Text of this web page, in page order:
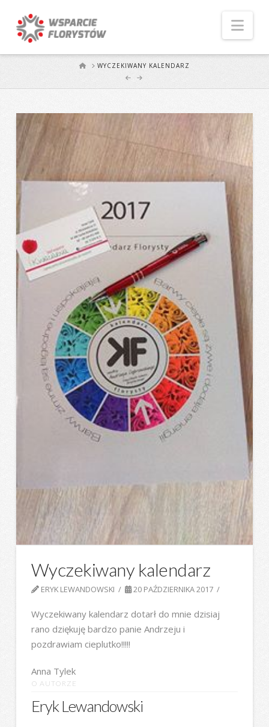
STARTWYCZEKIWANY KALENDARZ
Wyczekiwany kalendarz
ERYK LEWANDOWSKI 20 PAŹDZIERNIKA 2017
Wyczekiwany kalendarz dotarł do mnie dzisiaj
rano dziękuję bardzo panie Andrzeju i
pozdrawiam cieplutko!!!!!
Anna Tylek
O AUTORZE
Eryk Lewandowski